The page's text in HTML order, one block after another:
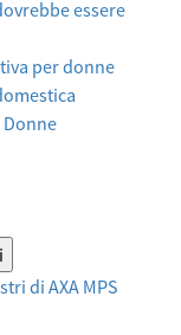
essere
per donne
Donne
di AXA MPS